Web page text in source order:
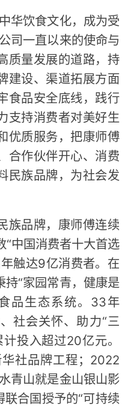
华饮食文化，成为受
司一直以来的使命与
质量发展的道路，持
建设、渠道拓展方面
食品安全底线，践行
支持消费者对美好生
优质服务，把康师傅
合作伙伴开心、消费
民族品牌，为社会发
族品牌，康师傅连续
“中国消费者十大首选
触达9亿消费者。在
“家园常青，健康是
品生态系统。33年
社会关怀、助力“三
投入超过20亿元。
社品牌工程；2022
青山就是金山银山影
合国授予的“可持续